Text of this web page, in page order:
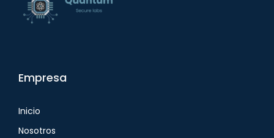
Empresa
Inicio
Nosotros